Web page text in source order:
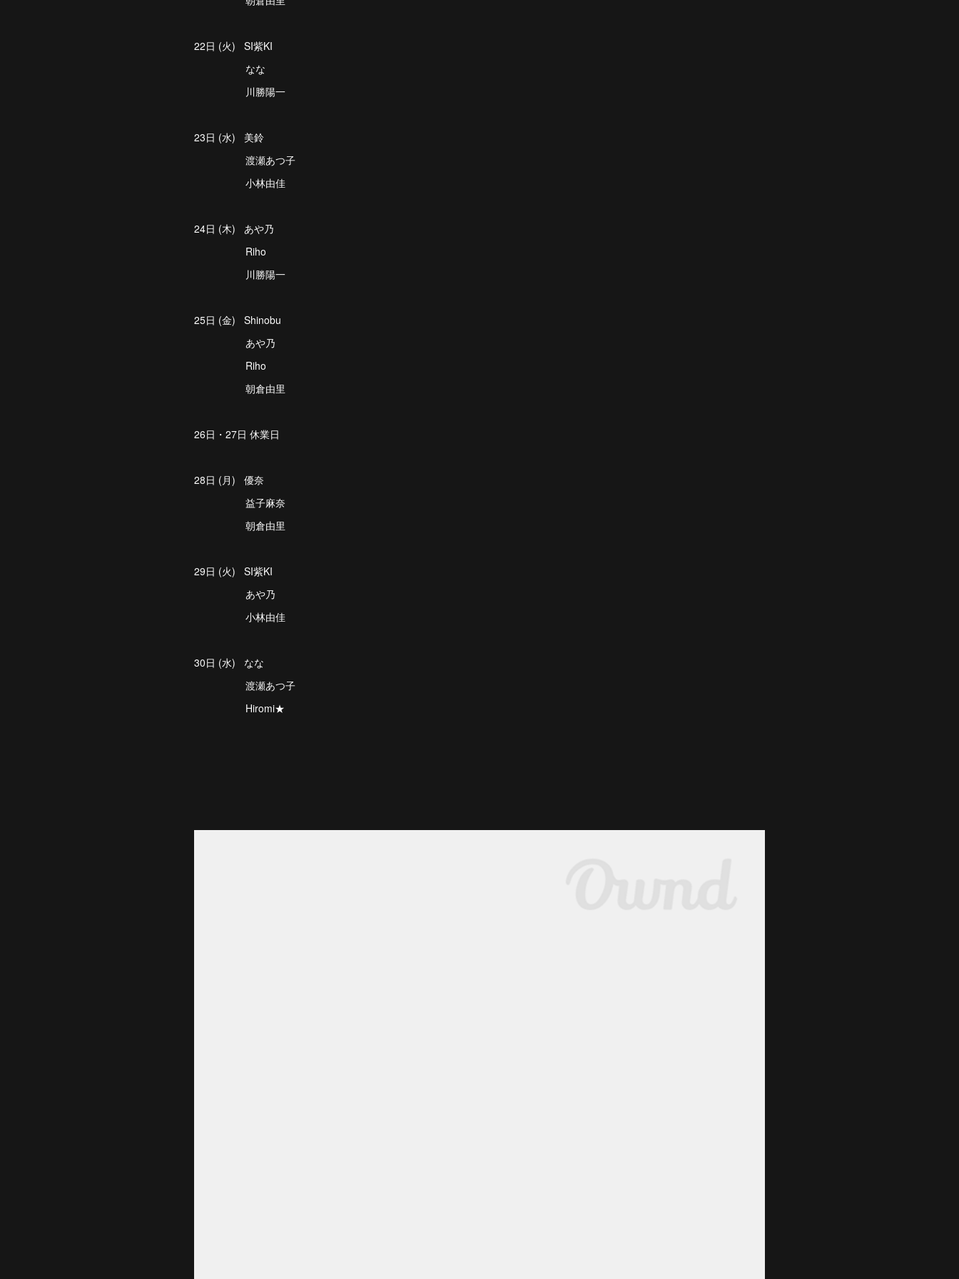
22日 (火) SI紫KI
なな
川勝陽一
23日 (水) 美鈴
渡瀬あつ子
小林由佳
24日 (木) あや乃
Riho
川勝陽一
25日 (金) Shinobu
あや乃
Riho
朝倉由里
26日・27日 休業日
28日 (月) 優奈
益子麻奈
朝倉由里
29日 (火) SI紫KI
あや乃
小林由佳
30日 (水) なな
渡瀬あつ子
Hiromi★